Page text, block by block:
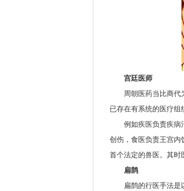
宫廷医师
周朝医药当比商代为
已存在有系统的医疗组
例如疾医负责疾病治
创伤，食医负责王宫内
首个法定的兽医。其时
扁鹊
扁鹊的行医手法是以